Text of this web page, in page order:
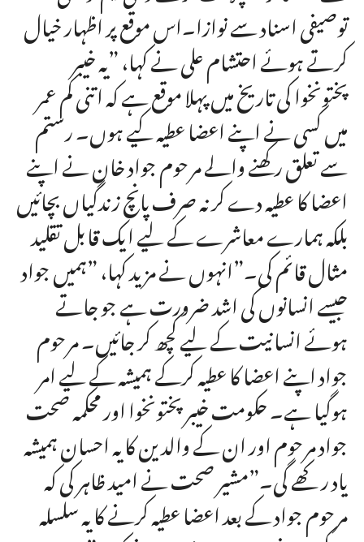
توصیفی اسناد سے نوازا۔اس موقع پر اظہار خیال
کرتے ہوئے احتشام علی نے کہا، ”یہ خیبر
پختونخوا کی تاریخ میں پہلا موقع ہے کہ اتنی کم عمر
میں کسی نے اپنے اعضا عطیہ کیے ہوں۔ رستم
سے تعلق رکھنے والے مرحوم جواد خان نے اپنے
اعضا کا عطیہ دے کر نہ صرف پانچ زندگیاں بچائیں
بلکہ ہمارے معاشرے کے لیے ایک قابل تقلید
مثال قائم کی۔”انہوں نے مزید کہا، ”ہمیں جواد
جیسے انسانوں کی اشد ضرورت ہے جو جاتے
ہوئے انسانیت کے لیے کچھ کر جائیں۔ مرحوم
جواد اپنے اعضا کا عطیہ کرکے ہمیشہ کے لیے امر
ہوگیا ہے۔ حکومت خیبر پختونخوا اور محکمہ صحت
جواد مرحوم اور ان کے والدین کا یہ احسان ہمیشہ
یاد رکھے گی۔”مشیر صحت نے امید ظاہر کی کہ
مرحوم جواد کے بعد اعضا عطیہ کرنے کا یہ سلسلہ